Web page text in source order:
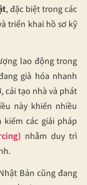
, đặc biệt trong các
triển khai hồ sơ kỹ
lao động trong
già hóa nhanh
cải tạo nhà và phát
này khiến nhiều
các giải pháp
nhằm duy trì
Bản cũng đang